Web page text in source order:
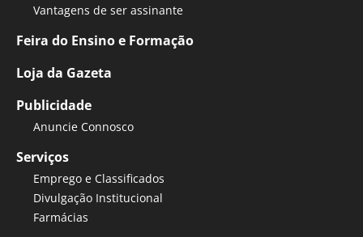
Vantagens de ser assinante
Feira do Ensino e Formação
Loja da Gazeta
Publicidade
Anuncie Connosco
Serviços
Emprego e Classificados
Divulgação Institucional
Farmácias